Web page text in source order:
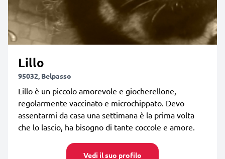
Lillo
95032, Belpasso
Lillo è un piccolo amorevole e giocherellone,
regolarmente vaccinato e microchippato. Devo
assentarmi da casa una settimana è la prima volta
che lo lascio, ha bisogno di tante coccole e amore.
Vedi il suo profilo